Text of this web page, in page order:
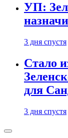
УП:
3 дня спустя
Стало
для
3 дня спустя